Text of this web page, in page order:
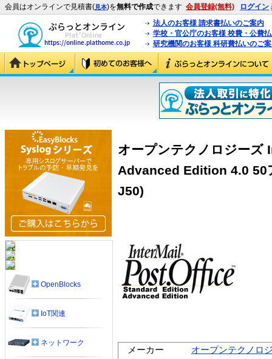
会員はオンラインで見積書(見本)を無料で作成できます 会員登録(無料) ログイン
法人のお客様 請求書払いのご案内
学校・官公庁のお客様 校費・公費
研究機関のお客様 科研費払いのご
オープンテクノロジー
Advanced Edition 4.0 50
J50)
メーカー
オープンテクノロ
OpenBlocks
IoT関連
ネットワーク